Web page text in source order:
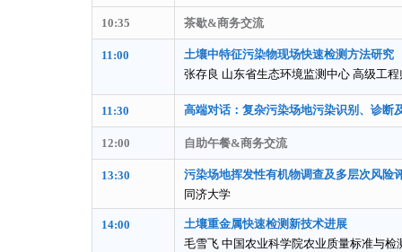
10:35 茶歇&商务交流
11:00
土壤中特征污染物现场快速检测方法研究
张存良 山东省生态环境监测中心 高级工程
11:30 高端对话： 复杂污染场地污染识别、诊断
12:00 自助午餐&商务交流
13:30
污染场地挥发性有机物调查及多层次风险
同济大学
14:00
土壤重金属快速检测新技术进展
毛雪飞 中国农业科学院农业质量标准与检